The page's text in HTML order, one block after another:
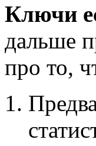
Ключи
дальше
про то,